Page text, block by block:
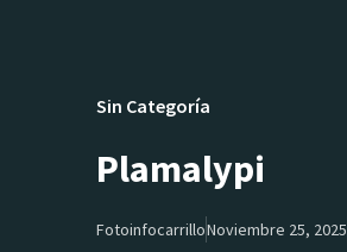
Sin Categoría
Plamalypi
FotoinfocarrilloNoviembre 25, 2025